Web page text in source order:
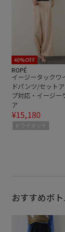
40%OFF
ROPÉ
イージータックワ
ドパンツ/セット
プ対応・イージー
ア
¥15,180
ドライタッチ
おすすめボ